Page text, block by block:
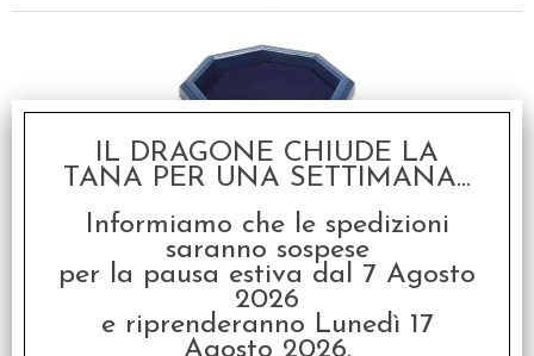
Piattaforma Lanciadadi
Ottagonale Deluxe - Blu
€ 34,90
IL DRAGONE CHIUDE LA
TANA PER UNA SETTIMANA...
Informiamo che le spedizioni
saranno sospese
per la pausa estiva dal 7 Agosto
2026
e riprenderanno Lunedì 17
Agosto 2026.